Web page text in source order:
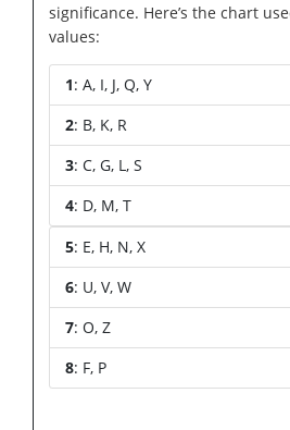
significance. Here’s the chart
values:
1: A, I, J, Q, Y
2: B, K, R
3: C, G, L, S
4: D, M, T
5: E, H, N, X
6: U, V, W
7: O, Z
8: F, P